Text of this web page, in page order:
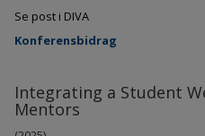
Se post i DIVA
Konferensbidrag
Integrating a Student
Mentors